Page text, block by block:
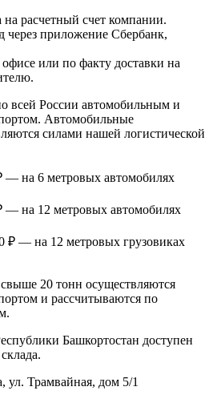
на расчетный счет компании.
через приложение Сбербанк,
офисе или по факту доставки на
всей России автомобильным и
Автомобильные
силами нашей логистической
— на 6 метровых автомобилях
— на 12 метровых автомобилях
₽ — на 12 метровых грузовиках
20 тонн осуществляются
и рассчитываются по
Башкортостан доступен
ул. Трамвайная, дом 5/1